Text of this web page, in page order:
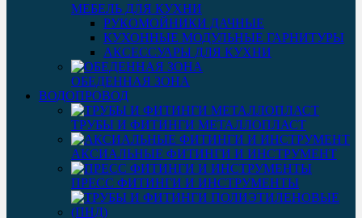
МЕБЕЛЬ ДЛЯ КУХНИ
РУКОМОЙНИКИ ДАЧНЫЕ
КУХОННЫЕ МОДУЛЬНЫЕ ГАРНИТУРЫ
АКСЕССУАРЫ ДЛЯ КУХНИ
ОБЕДЕННАЯ ЗОНА
ВОДОПРОВОД
ТРУБЫ И ФИТИНГИ МЕТАЛЛОПЛАСТ
АКСИАЛЬНЫЕ ФИТИНГИ И ИНСТРУМЕНТ
ПРЕСС ФИТИНГИ И ИНСТРУМЕНТЫ